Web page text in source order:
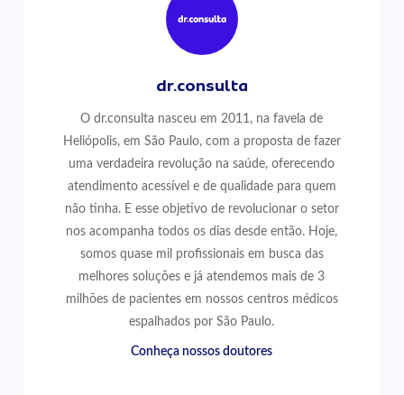
dr.consulta
O dr.consulta nasceu em 2011, na favela de
Heliópolis, em São Paulo, com a proposta de fazer
uma verdadeira revolução na saúde, oferecendo
atendimento acessível e de qualidade para quem
não tinha. E esse objetivo de revolucionar o setor
nos acompanha todos os dias desde então. Hoje,
somos quase mil profissionais em busca das
melhores soluções e já atendemos mais de 3
milhões de pacientes em nossos centros médicos
espalhados por São Paulo.
Conheça nossos doutores